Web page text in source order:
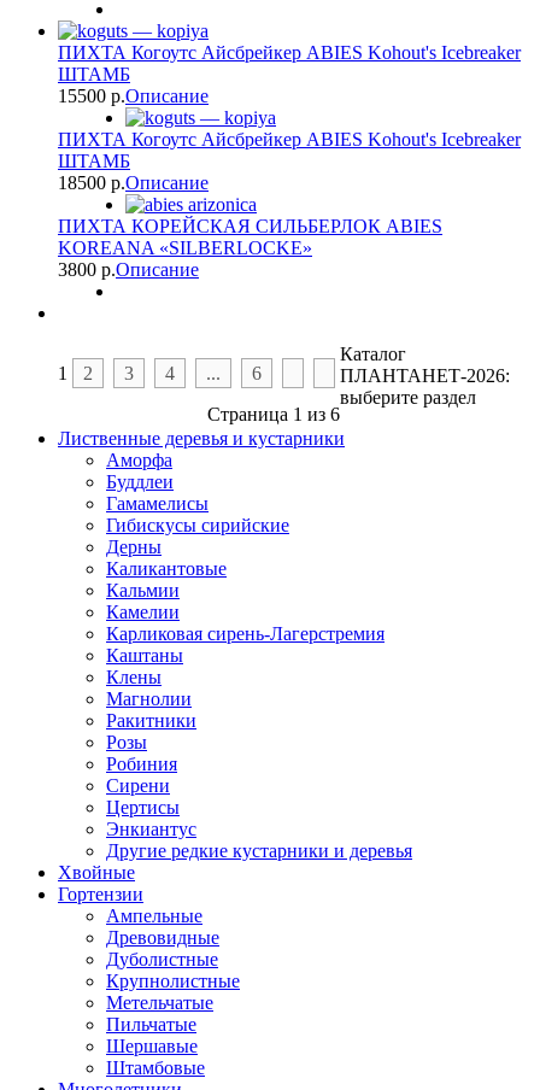
ПИХТА Когоутс Айсбрейкер ABIES Kohout's Icebreaker
ШТАМБ
15500 p.Описание
ПИХТА Когоутс Айсбрейкер ABIES Kohout's Icebreaker
ШТАМБ
18500 p.Описание
ПИХТА КОРЕЙСКАЯ СИЛЬБЕРЛОК ABIES
KOREANA «SILBERLOCKE»
3800 p.Описание
1 2 3 4 ...
6
Страница 1 из 6
Каталог
ПЛАНТАНЕТ-2026:
выберите раздел
Лиственные деревья и кустарники
Аморфа
Буддлеи
Гамамелисы
Гибискусы сирийские
Дерны
Каликантовые
Кальмии
Камелии
Карликовая сирень-Лагерстремия
Каштаны
Клены
Магнолии
Ракитники
Розы
Робиния
Сирени
Цертисы
Энкиантус
Другие редкие кустарники и деревья
Хвойные
Гортензии
Ампельные
Древовидные
Дуболистные
Крупнолистные
Метельчатые
Пильчатые
Шершавые
Штамбовые